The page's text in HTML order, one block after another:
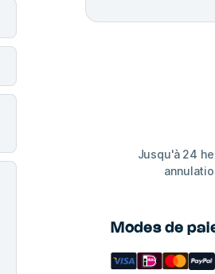
Jusqu'à 24
Modes de